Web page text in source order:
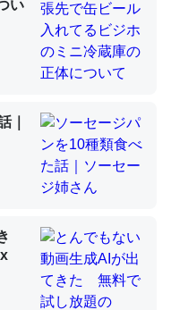
進化すればするほど分
） - conceptualization
んかった。調べたら
分の1程度。
い
｜